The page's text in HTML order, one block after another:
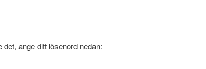
ange ditt lösenord nedan: